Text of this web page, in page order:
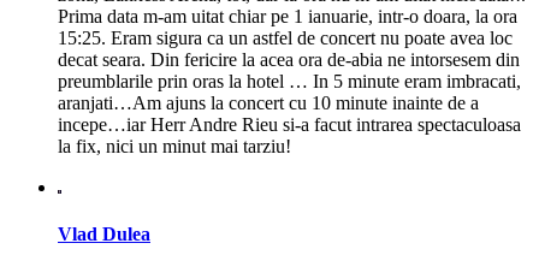
Prima data m-am uitat chiar pe 1 ianuarie, intr-o doara, la ora
15:25. Eram sigura ca un astfel de concert nu poate avea loc
decat seara. Din fericire la acea ora de-abia ne intorsesem din
preumblarile prin oras la hotel … In 5 minute eram imbracati,
aranjati…Am ajuns la concert cu 10 minute inainte de a
incepe…iar Herr Andre Rieu si-a facut intrarea spectaculoasa
la fix, nici un minut mai tarziu!
Vlad Dulea